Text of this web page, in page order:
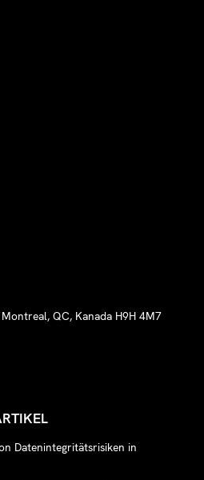
QC, Kanada H9H 4M7
Datenintegritätsrisiken in